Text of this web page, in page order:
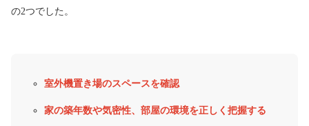
の2つでした。
室外機置き場のスペースを確認
家の築年数や気密性、部屋の環境を正しく把握する